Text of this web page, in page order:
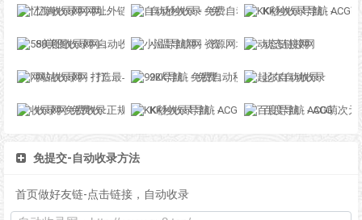
忆海收录网-网址外链_自动收录网站_自助友情链接平台_网站广告_软文发布_站长交易_站长资源 自动秒收录 - 免费自动秒收录网址导航 KK秒收录导航 - ACG萌次元丨ACG导航网丨二次元导航丨资源网导航丨福利网址导航 - KK秒收录导航网
58美图收录网-自动收录网站-流量交换-自动链 小温导航网 - 资源网址导航，汇集各大资源网，全网优质教程技术网，搜集资源就从这里开始 动态链接网
网站收录网 - 打造最与众不同的站点收录网 92K导航 - 免费自动秒收录网址导航 起尔自动收录
收录网-免费收录正规网站-免费发布软文 KK秒收录导航 - ACG萌次元丨ACG导航网丨二次元导航丨资源网导航丨福利网址导航 - KK秒收录导航网 百度导航 - ACG萌次元丨ACG导航网丨二次元导航丨资源网导航丨福利网址导航 - BaiDu导航
免提交-自动收录方法
首页做好友链-点击链接，自动收录